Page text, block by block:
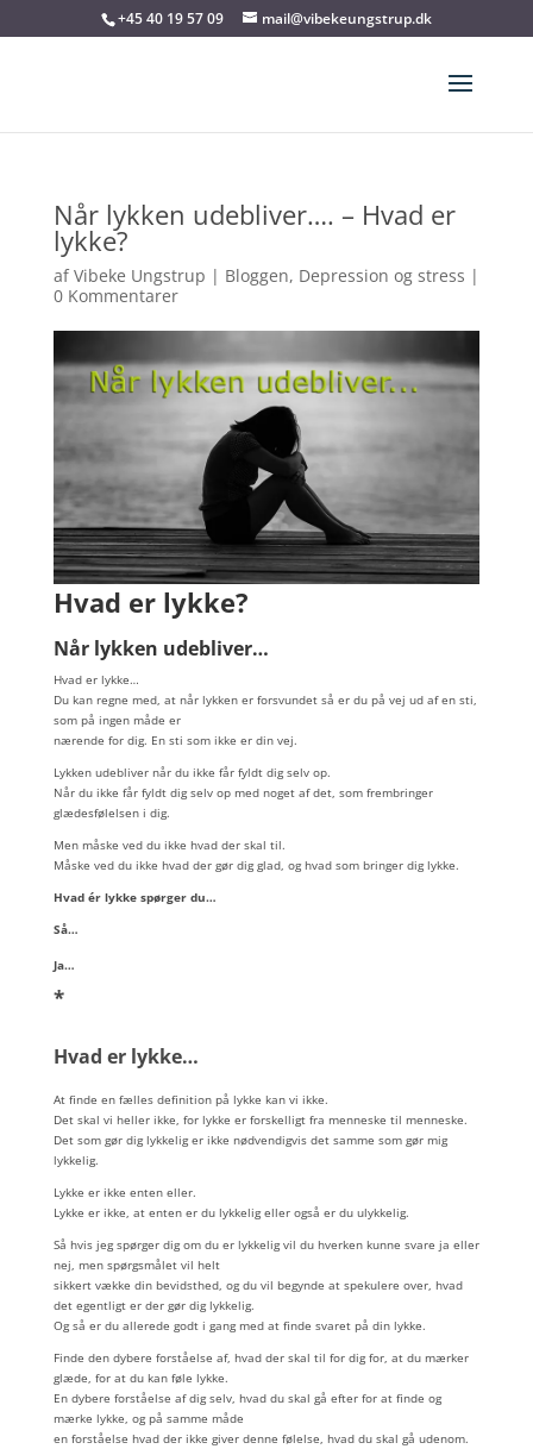
+45 40 19 57 09 mail@vibekeungstrup.dk
Når lykken udebliver…. – Hvad er
lykke?
afVibeke Ungstrup | Bloggen, Depression og stress |
0 Kommentarer
Hvad er lykke?
Når lykken udebliver…
Hvad er lykke…
Du kan regne med, at når lykken er forsvundet så er du på vej ud af en sti,
som på ingen måde er
nærende for dig. En sti som ikke er din vej.
Lykken udebliver når du ikke får fyldt dig selv op.
Når du ikke får fyldt dig selv op med noget af det, som frembringer
glædesfølelsen i dig.
Men måske ved du ikke hvad der skal til.
Måske ved du ikke hvad der gør dig glad, og hvad som bringer dig lykke.
Hvad ér lykke spørger du…
Så…
Ja…
*
Hvad er lykke…
At finde en fælles definition på lykke kan vi ikke.
Det skal vi heller ikke, for lykke er forskelligt fra menneske til menneske.
Det som gør dig lykkelig er ikke nødvendigvis det samme som gør mig
lykkelig.
Lykke er ikke enten eller.
Lykke er ikke, at enten er du lykkelig eller også er du ulykkelig.
Så hvis jeg spørger dig om du er lykkelig vil du hverken kunne svare ja eller
nej, men spørgsmålet vil helt
sikkert vække din bevidsthed, og du vil begynde at spekulere over, hvad
det egentligt er der gør dig lykkelig.
Og så er du allerede godt i gang med at finde svaret på din lykke.
Finde den dybere forståelse af, hvad der skal til for dig for, at du mærker
glæde, for at du kan føle lykke.
En dybere forståelse af dig selv, hvad du skal gå efter for at finde og
mærke lykke, og på samme måde
en forståelse hvad der ikke giver denne følelse, hvad du skal gå udenom.